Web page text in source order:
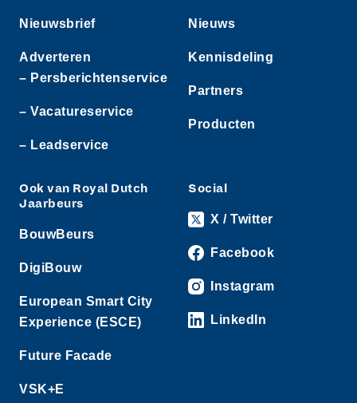
Nieuwsbrief
Adverteren
– Persberichtenservice
– Vacatureservice
– Leadservice
Nieuws
Kennisdeling
Partners
Producten
Ook van Royal Dutch
Jaarbeurs
BouwBeurs
DigiBouw
European Smart City
Experience (ESCE)
Future Facade
VSK+E
Social
X / Twitter
Facebook
Instagram
LinkedIn